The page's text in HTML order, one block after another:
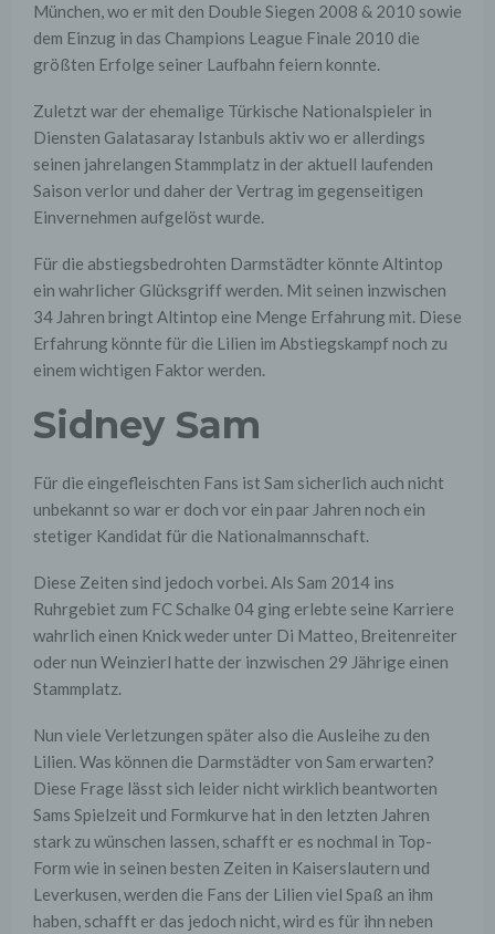
München, wo er mit den Double Siegen 2008 & 2010 sowie
dem Einzug in das Champions League Finale 2010 die
größten Erfolge seiner Laufbahn feiern konnte.
Zuletzt war der ehemalige Türkische Nationalspieler in
Diensten Galatasaray Istanbuls aktiv wo er allerdings
seinen jahrelangen Stammplatz in der aktuell laufenden
Saison verlor und daher der Vertrag im gegenseitigen
Einvernehmen aufgelöst wurde.
Für die abstiegsbedrohten Darmstädter könnte Altintop
ein wahrlicher Glücksgriff werden. Mit seinen inzwischen
34 Jahren bringt Altintop eine Menge Erfahrung mit. Diese
Erfahrung könnte für die Lilien im Abstiegskampf noch zu
einem wichtigen Faktor werden.
Sidney Sam
Für die eingefleischten Fans ist Sam sicherlich auch nicht
unbekannt so war er doch vor ein paar Jahren noch ein
stetiger Kandidat für die Nationalmannschaft.
Diese Zeiten sind jedoch vorbei. Als Sam 2014 ins
Ruhrgebiet zum FC Schalke 04 ging erlebte seine Karriere
wahrlich einen Knick weder unter Di Matteo, Breitenreiter
oder nun Weinzierl hatte der inzwischen 29 Jährige einen
Stammplatz.
Nun viele Verletzungen später also die Ausleihe zu den
Lilien. Was können die Darmstädter von Sam erwarten?
Diese Frage lässt sich leider nicht wirklich beantworten
Sams Spielzeit und Formkurve hat in den letzten Jahren
stark zu wünschen lassen, schafft er es nochmal in Top-
Form wie in seinen besten Zeiten in Kaiserslautern und
Leverkusen, werden die Fans der Lilien viel Spaß an ihm
haben, schafft er das jedoch nicht, wird es für ihn neben